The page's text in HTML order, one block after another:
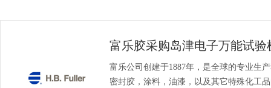
富乐胶采购岛津电子万能试验
富乐公司创建于1887年，是全球的专业生
密封胶，涂料，油漆，以及其它特殊化工